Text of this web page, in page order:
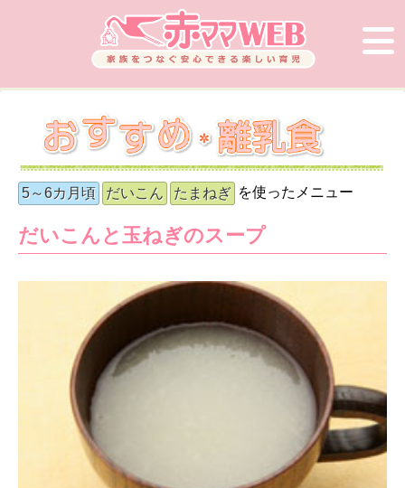
5～6カ月頃 だいこん たまねぎ を使ったメニュー
だいこんと玉ねぎのスープ